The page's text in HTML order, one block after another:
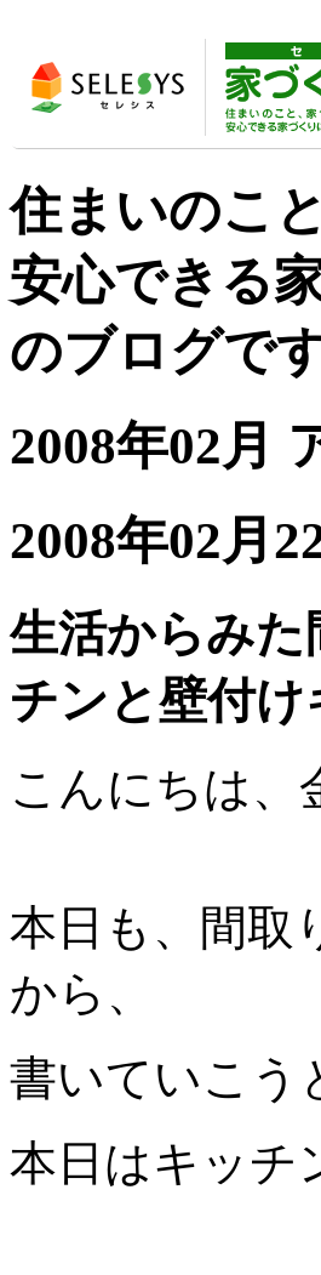
住まいのこ
安心できる
のブログです
2008年02月
2008年02月
生活からみ
チンと壁付
こんにちは、
本日も、間
から、
書いていこう
本日はキッチ